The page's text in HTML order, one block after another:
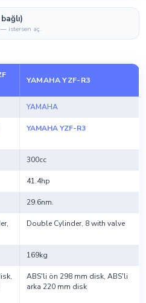
istersen aç.
YAMAHA YZF-R3
YAMAHA
YAMAHA YZF-R3
300cc
41.4hp
29.6nm.
Double Cylinder, 8 with valve
169kg
ABS'li ön 298 mm disk, ABS'li
arka 220 mm disk